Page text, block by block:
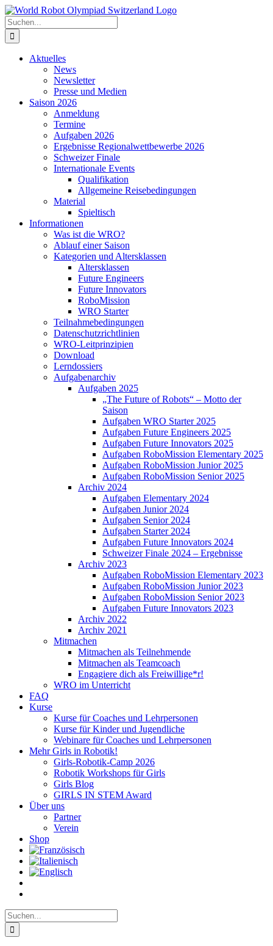
Zum
Inhalt
springen
Suche
nach:
Aktuelles
News
Newsletter
Presse und Medien
Saison 2026
Anmeldung
Termine
Aufgaben 2026
Ergebnisse Regionalwettbewerbe 2026
Schweizer Finale
Internationale Events
Qualifikation
Allgemeine Reisebedingungen
Material
Spieltisch
Informationen
Was ist die WRO?
Ablauf einer Saison
Kategorien und Altersklassen
Altersklassen
Future Engineers
Future Innovators
RoboMission
WRO Starter
Teilnahmebedingungen
Datenschutzrichtlinien
WRO-Leitprinzipien
Download
Lerndossiers
Aufgabenarchiv
Aufgaben 2025
„The Future of Robots“ – Motto der
Saison
Aufgaben WRO Starter 2025
Aufgaben Future Engineers 2025
Aufgaben Future Innovators 2025
Aufgaben RoboMission Elementary 2025
Aufgaben RoboMission Junior 2025
Aufgaben RoboMission Senior 2025
Archiv 2024
Aufgaben Elementary 2024
Aufgaben Junior 2024
Aufgaben Senior 2024
Aufgaben Starter 2024
Aufgaben Future Innovators 2024
Schweizer Finale 2024 – Ergebnisse
Archiv 2023
Aufgaben RoboMission Elementary 2023
Aufgaben RoboMission Junior 2023
Aufgaben RoboMission Senior 2023
Aufgaben Future Innovators 2023
Archiv 2022
Archiv 2021
Mitmachen
Mitmachen als Teilnehmende
Mitmachen als Teamcoach
Engagiere dich als Freiwillige*r!
WRO im Unterricht
FAQ
Kurse
Kurse für Coaches und Lehrpersonen
Kurse für Kinder und Jugendliche
Webinare für Coaches und Lehrpersonen
Mehr Girls in Robotik!
Girls-Robotik-Camp 2026
Robotik Workshops für Girls
Girls Blog
GIRLS IN STEM Award
Über uns
Partner
Verein
Shop
Suche
nach: